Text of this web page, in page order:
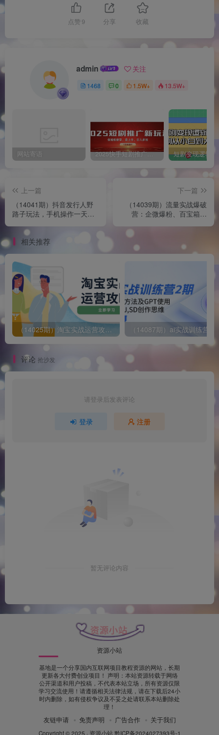
点赞 9 分享 收藏
admin 关注
1468 0 1.5W+ 13.5W+
网站寄语 2025快手短剧推广新玩法，保姆级教学，日入多张，可矩阵操作
上一篇
（14041期）抖音发行人野
路子玩法，手机操作一天
下一篇
（14039期）流量实战爆破
营：企微爆粉、百宝箱引
相关推荐
（14025期）淘宝实战运营攻略：店铺基础优化、直通车推广、爆款打造、客服管理、搜…
评论 抢沙发
请登录后发表评论
登录 注册
暂无评论内容
资源小站
基地是一个分享国内互联网项目教程资源的网站，长期
更新各大付费创业项目！ 声明：本站资源转载于网络
公开渠道和用户投稿，不代表本站立场，所有资源仅限
学习交流使用！请遵循相关法律法规，请在下载后24小
时内删除，如有侵权争议及不妥之处请联系本站删除处
理！
友链申请 免责声明 广告合作 关于我们
Copyright © 2025 · 资源小站 黔ICP备2024027393号-1